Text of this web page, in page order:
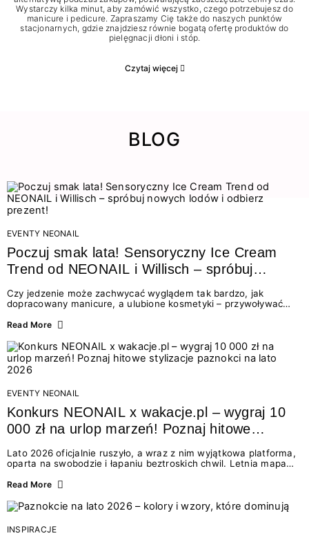
Wystarczy kilka minut, aby zamówić wszystko, czego potrzebujesz do
manicure i pedicure. Zapraszamy Cię także do naszych punktów
stacjonarnych, gdzie znajdziesz równie bogatą ofertę produktów do
pielęgnacji dłoni i stóp.
Czytaj więcej
BLOG
EVENTY NEONAIL
Poczuj smak lata! Sensoryczny Ice Cream
Trend od NEONAIL i Willisch – spróbuj
nowych lodów i odbierz prezent!
Czy jedzenie może zachwycać wyglądem tak bardzo, jak
dopracowany manicure, a ulubione kosmetyki – przywoływać
świata beauty i oszałamiających deserów to coś więcej niż
zmysłami: przez soczysty kolor, aksamitną teksturę,
orzeźwiający zapach i słodki akcent na podniebieniu. Tego lata
NEONAIL łączy siły z marką Willisch, tworząc unikalny projekt
na styku jedzenia i piękna....
Read More
EVENTY NEONAIL
Konkurs NEONAIL x wakacje.pl – wygraj 10
000 zł na urlop marzeń! Poznaj hitowe
Lato 2026 oficjalnie ruszyło, a wraz z nim wyjątkowa platforma,
oparta na swobodzie i łapaniu beztroskich chwil. Letnia mapa
doświadczenia wakacji – od spontanicznych wyjazdów, przez
Motywem przewodnim jest eksplorowanie i kolekcjonowanie
letnich momentów. Z tej okazji przygotowaliśmy coś absolutnie
wyjątkowego: wielki konkurs z wakacje.pl oraz dawkę
Read More
INSPIRACJE